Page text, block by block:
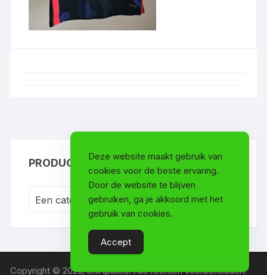
PRODUCTCATEGORIEËN
Een categorie selecteren
Copyright © 2026, Shirtpaleis. Alle rechten voorbehouden.
Deze website maakt gebruik van
cookies voor de beste ervaring.
Door de website te blijven
gebruiken, ga je akkoord met het
gebruik van cookies.
Accept